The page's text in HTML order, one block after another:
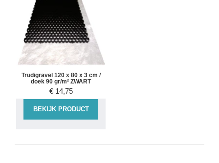
Trudigravel 120 x 80 x 3 cm /
doek 90 gr/m² ZWART
€ 14,75
BEKIJK PRODUCT